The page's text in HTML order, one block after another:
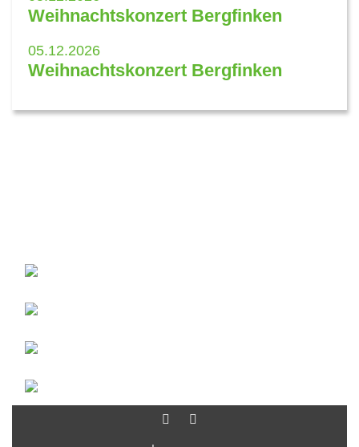
Weihnachtskonzert Bergfinken
05.12.2026
Weihnachtskonzert Bergfinken